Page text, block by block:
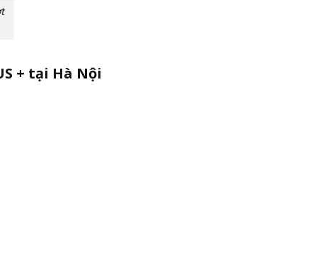
+ tại Hà Nội